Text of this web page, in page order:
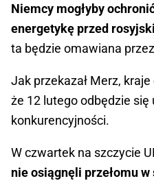
Niemcy mogłyby
energetykę przed
ta będzie omawiana
Jak przekazał Merz,
że 12 lutego odbędzie
konkurencyjności.
W czwartek na szczycie
nie osiągnęli przełomu